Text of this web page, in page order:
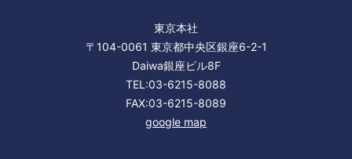
東京本社
〒104-0061 東京都中央区銀座6-2-1
Daiwa銀座ビル8F
TEL:03-6215-8088
FAX:03-6215-8089
google map